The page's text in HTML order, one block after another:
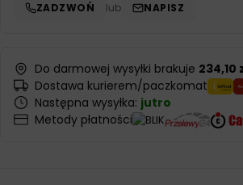
ZADZWOŃ lub NAPISZ
Do darmowej wysyłki brakuje 234,10
Dostawa kurierem/paczkomat
Następna wysyłka: jutro
Metody płatności